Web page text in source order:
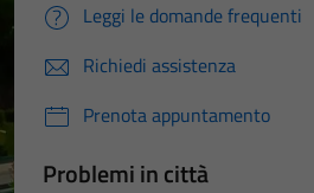
Leggi le domande frequenti
Richiedi assistenza
Prenota appuntamento
Problemi in città